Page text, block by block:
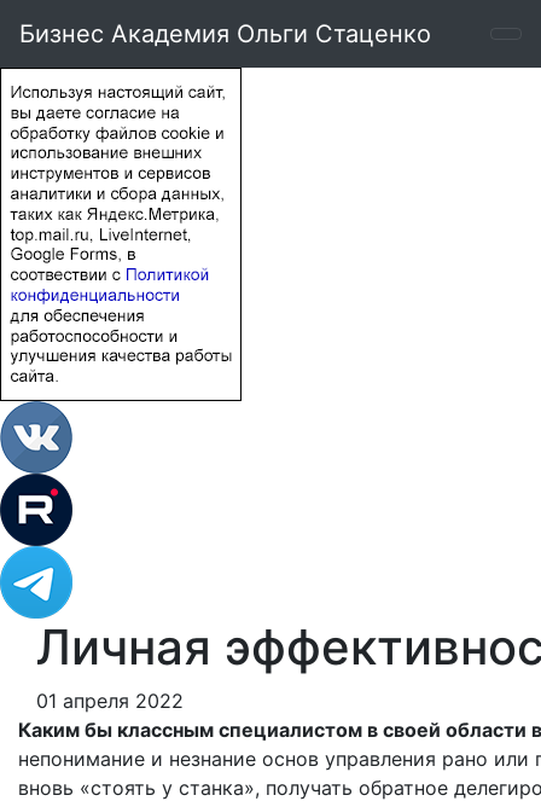
Бизнес Академия Ольги Стаценко
Личная
01 апреля 2022
Каким бы классным специалистом в своей
непонимание и незнание основ управления рано
вновь «стоять у станка», получать обратное